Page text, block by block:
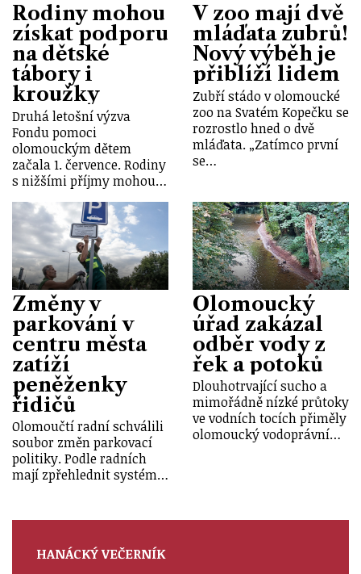
Rodiny mohou
získat podporu
na dětské
tábory i
kroužky
Druhá letošní výzva
Fondu pomoci
olomouckým dětem
začala 1. července. Rodiny
s nižšími příjmy mohou…
V zoo mají dvě
mláďata zubrů!
Nový výběh je
přiblíží lidem
Zubří stádo v olomoucké
zoo na Svatém Kopečku se
rozrostlo hned o dvě
mláďata. „Zatímco první
se…
Změny v
parkování v
centru města
zatíží
peněženky
řidičů
Olomoučtí radní schválili
soubor změn parkovací
politiky. Podle radních
mají zpřehlednit systém…
Olomoucký
úřad zakázal
odběr vody z
řek a potoků
Dlouhotrvající sucho a
mimořádně nízké průtoky
ve vodních tocích přiměly
olomoucký vodoprávní…
HANÁCKÝ VEČERNÍK